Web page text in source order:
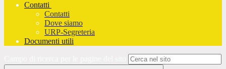
Contatti
Contatti
Dove siamo
URP-Segreteria
Documenti utili